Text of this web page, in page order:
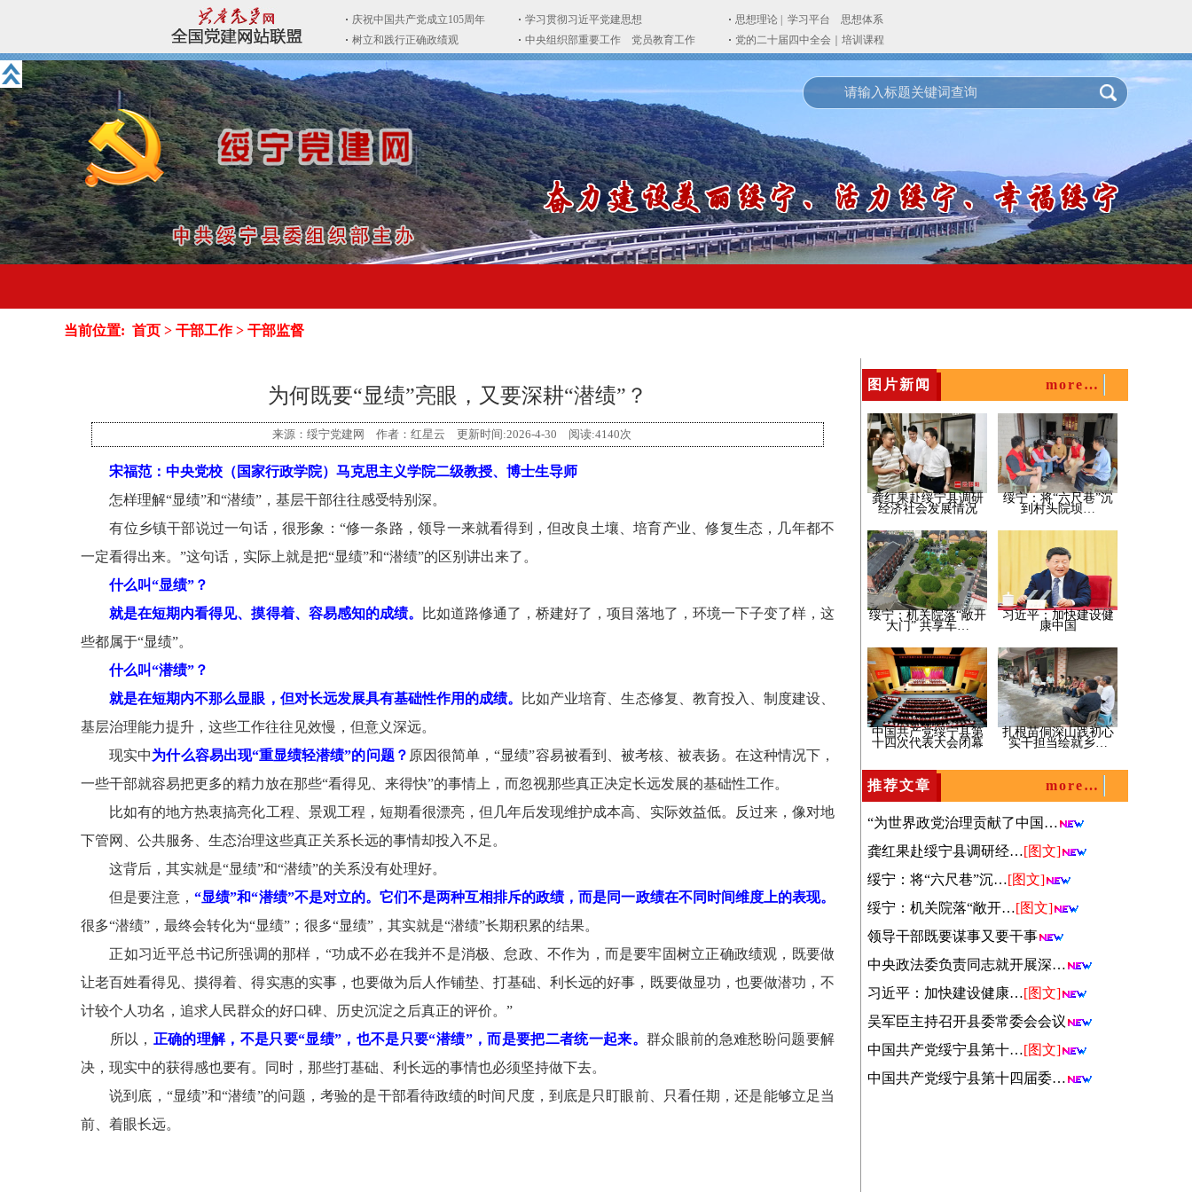
当前位置: 首页 > 干部工作> 干部监督
为何既要“显绩”亮眼，又要深耕“潜绩”？
来源：绥宁党建网 作者：红星云 更新时间:2026-4-30 阅读:4140次
宋福范：中央党校（国家行政学院）马克思主义学院二级教授、博士生导师
怎样理解“显绩”和“潜绩”，基层干部往往感受特别深。
有位乡镇干部说过一句话，很形象：“修一条路，领导一来就看得到，但改良土壤、培育产业、修复生态，几年都不
一定看得出来。”这句话，实际上就是把“显绩”和“潜绩”的区别讲出来了。
什么叫“显绩”？
就是在短期内看得见、摸得着、容易感知的成绩。
比如道路修通了，桥建好了，项目落地了，环境一下子变了样，这
些都属于“显绩”。
什么叫“潜绩”？
就是在短期内不那么显眼，但对长远发展具有基础性作用的成绩。
比如产业培育、生态修复、教育投入、制度建设、
基层治理能力提升，这些工作往往见效慢，但意义深远。
现实中为什么容易出现“重显绩轻潜绩”的问题？ 原因很简单，“显绩”容易被看到、被考核、被表扬。在这种情况下，
一些干部就容易把更多的精力放在那些“看得见、来得快”的事情上，而忽视那些真正决定长远发展的基础性工作。
比如有的地方热衷搞亮化工程、景观工程，短期看很漂亮，但几年后发现维护成本高、实际效益低。反过来，像对地
下管网、公共服务、生态治理这些真正关系长远的事情却投入不足。
这背后，其实就是“显绩”和“潜绩”的关系没有处理好。
但是要注意，“显绩”和“潜绩”不是对立的。它们不是两种互相排斥的政绩，而是同一政绩在不同时间维度上的表现。
很多“潜绩”，最终会转化为“显绩”；很多“显绩”，其实就是“潜绩”长期积累的结果。
正如习近平总书记所强调的那样，“功成不必在我并不是消极、怠政、不作为，而是要牢固树立正确政绩观，既要做
让老百姓看得见、摸得着、得实惠的实事，也要做为后人作铺垫、打基础、利长远的好事，既要做显功，也要做潜功，不
计较个人功名，追求人民群众的好口碑、历史沉淀之后真正的评价。”
所以， 正确的理解，不是只要“显绩”，也不是只要“潜绩”，而是要把二者统一起来。 群众眼前的急难愁盼问题要解
决，现实中的获得感也要有。同时，那些打基础、利长远的事情也必须坚持做下去。
说到底，“显绩”和“潜绩”的问题，考验的是干部看待政绩的时间尺度，到底是只盯眼前、只看任期，还是能够立足当
前、着眼长远。
图片新闻 more…
龚红果赴绥宁县调研
经济社会发展情况
绥宁：将“六尺巷”沉
到村头院坝…
绥宁：机关院落“敞开
大门” 共享车…
习近平：加快建设健
康中国
中国共产党绥宁县第
十四次代表大会闭幕
扎根苗侗深山践初心
实干担当绘就乡…
推荐文章 more…
“为世界政党治理贡献了中国…
龚红果赴绥宁县调研经…[图文]
绥宁：将“六尺巷”沉…[图文]
绥宁：机关院落“敞开…[图文]
领导干部既要谋事又要干事
中央政法委负责同志就开展深…
习近平：加快建设健康…[图文]
吴军臣主持召开县委常委会会议
中国共产党绥宁县第十…[图文]
中国共产党绥宁县第十四届委…